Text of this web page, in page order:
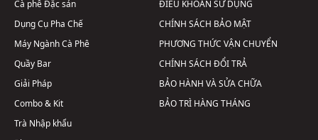
Cà phê Đặc sản
Dụng Cụ Pha Chế
Máy Ngành Cà Phê
Quầy Bar
Giải Pháp
Combo & Kit
Trà Nhập khẩu
ĐIỀU KHOẢN SỬ DỤNG
CHÍNH SÁCH BẢO MẬT
PHƯƠNG THỨC VẬN CHUYỂN
CHÍNH SÁCH ĐỔI TRẢ
BẢO HÀNH VÀ SỬA CHỮA
BẢO TRÌ HÀNG THÁNG